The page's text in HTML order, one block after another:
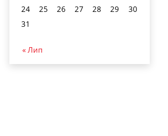
24
25 26 27 28 29
30
31
« Лип